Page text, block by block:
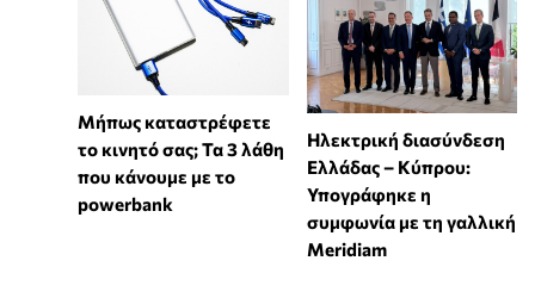
Μήπως καταστρέφετε
το κινητό σας; Τα 3 λάθη
που κάνουμε με το
powerbank
Ηλεκτρική διασύνδεση
Ελλάδας – Κύπρου:
Υπογράφηκε η
συμφωνία με τη γαλλική
Meridiam